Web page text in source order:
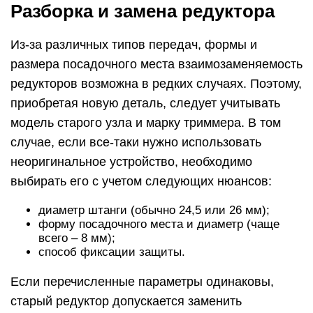
Разборка и замена редуктора
Из-за различных типов передач, формы и
размера посадочного места взаимозаменяемость
редукторов возможна в редких случаях. Поэтому,
приобретая новую деталь, следует учитывать
модель старого узла и марку триммера. В том
случае, если все-таки нужно использовать
неоригинальное устройство, необходимо
выбирать его с учетом следующих нюансов:
диаметр штанги (обычно 24,5 или 26 мм);
форму посадочного места и диаметр (чаще
всего – 8 мм);
способ фиксации защиты.
Если перечисленные параметры одинаковы,
старый редуктор допускается заменить